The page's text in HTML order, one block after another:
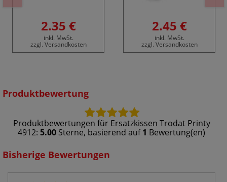
2.35 €
inkl. MwSt.
zzgl. Versandkosten
2.45 €
inkl. MwSt.
zzgl. Versandkosten
Produktbewertung
Produktbewertungen für Ersatzkissen Trodat Printy
4912: 5.00 Sterne, basierend auf1 Bewertung(en)
Bisherige Bewertungen